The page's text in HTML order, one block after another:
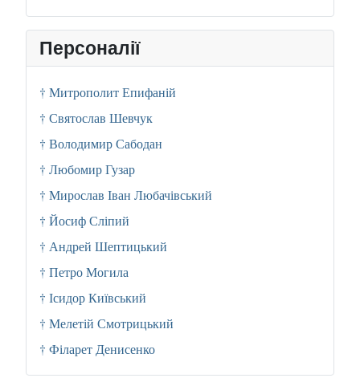
Персоналії
† Митрополит Епифаній
† Святослав Шевчук
† Володимир Сабодан
† Любомир Гузар
† Мирослав Іван Любачівський
† Йосиф Сліпий
† Андрей Шептицький
† Петро Могила
† Ісидор Київський
† Мелетій Смотрицький
† Філарет Денисенко